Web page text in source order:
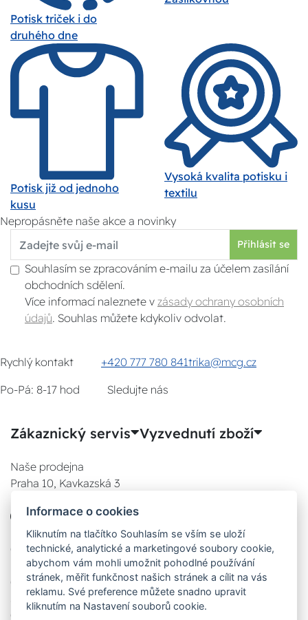
Potisk triček i do
druhého dne
Potisk již od jednoho
kusu
Vysoká kvalita potisku i
textilu
Nepropásněte naše akce a novinky
Přihlásit se
Souhlasím se zpracováním e-mailu za účelem zasílání
obchodních sdělení.
Více informací naleznete v zásady ochrany osobních
údajů . Souhlas můžete kdykoliv odvolat.
Rychlý kontakt +420 777 780 841trika@mcg.cz
Po-Pá: 8-17 hod
Sledujte nás
Zákaznický servis Vyzvednutí zboží
Naše prodejna
Praha 10, Kavkazská 3
777 780 841
08:00 - 17:00
08:00 - 17:00
08:00 - 17:00
Informace o cookies
Kliknutím na tlačítko Souhlasím se vším se uloží
technické, analytické a marketingové soubory cookie,
abychom vám mohli umožnit pohodlné používání
stránek, měřit funkčnost našich stránek a cílit na vás
reklamu. Své preference můžete snadno upravit
kliknutím na Nastavení souborů cookie.